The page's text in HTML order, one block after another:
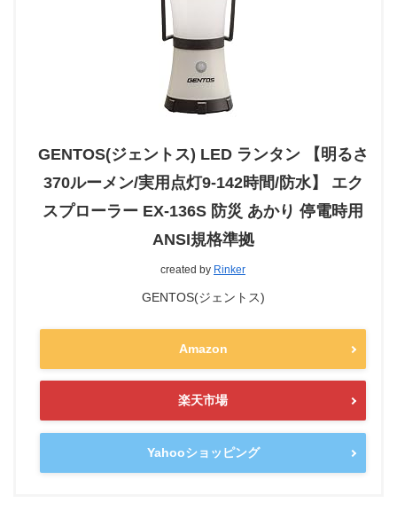
GENTOS(ジェントス) LED ランタン 【明るさ
370ルーメン/実用点灯9-142時間/防水】 エク
スプローラー EX-136S 防災 あかり 停電時用
ANSI規格準拠
created by Rinker
GENTOS(ジェントス)
Amazon
楽天市場
Yahooショッピング